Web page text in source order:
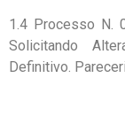
1.4 Processo N.
Solicitando
Definitivo.